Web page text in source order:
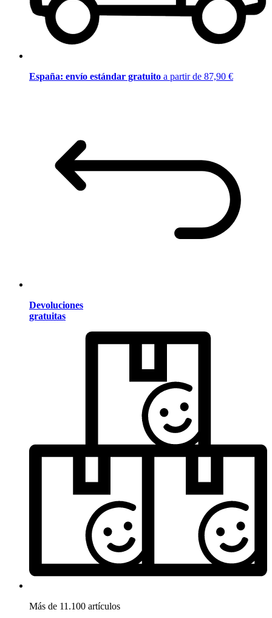
España: envío estándar gratuito a partir de 87,90 €
Devoluciones
gratuitas
Más de 11.100 artículos